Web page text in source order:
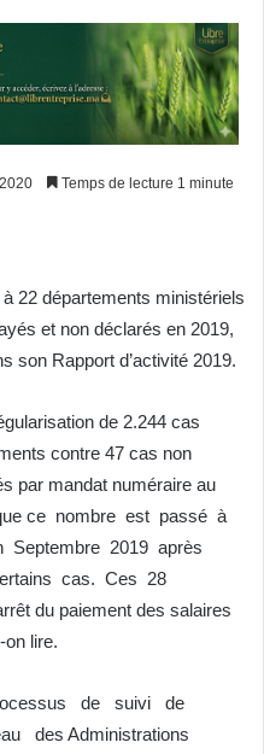
Temps de lecture 1 minute
22 départements ministériels
et non déclarés en 2019,
son Rapport d’activité 2019.
de 2.244 cas
contre 47 cas non
par mandat numéraire au
ce nombre est passé à
2019 après
cas. Ces 28
du paiement des salaires
on lire.
de suivi de
des Administrations